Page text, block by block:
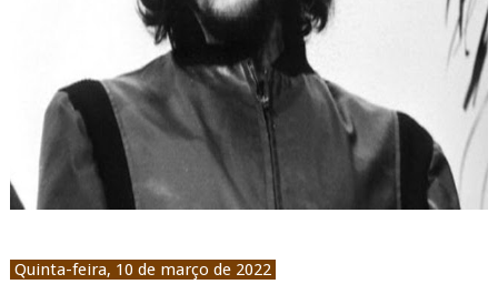
Quinta-feira, 10 de março de 2022